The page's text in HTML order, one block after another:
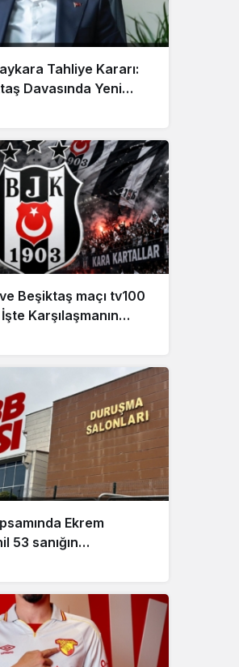
Tahliye Kararı:
Davasında Yeni
Beşiktaş maçı tv100
Karşılaşmanın
Ekrem
53 sanığın
kararı